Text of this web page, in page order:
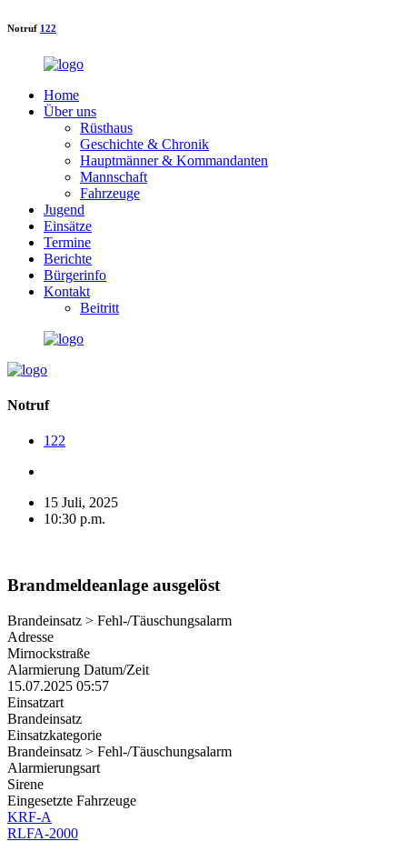
Notruf 122
Home
Über uns
Rüsthaus
Geschichte & Chronik
Hauptmänner & Kommandanten
Mannschaft
Fahrzeuge
Jugend
Einsätze
Termine
Berichte
Bürgerinfo
Kontakt
Beitritt
Notruf
122
15 Juli, 2025
10:30 p.m.
Brandmeldeanlage ausgelöst
Brandeinsatz > Fehl-/Täuschungsalarm
Adresse
Mirnockstraße
Alarmierung Datum/Zeit
15.07.2025 05:57
Einsatzart
Brandeinsatz
Einsatzkategorie
Brandeinsatz > Fehl-/Täuschungsalarm
Alarmierungsart
Sirene
Eingesetzte Fahrzeuge
KRF-A
RLFA-2000